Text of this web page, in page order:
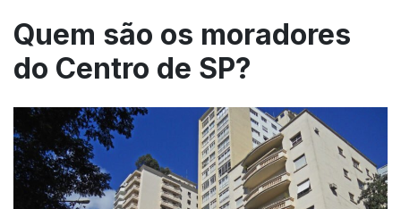
Quem são os moradores
do Centro de SP?